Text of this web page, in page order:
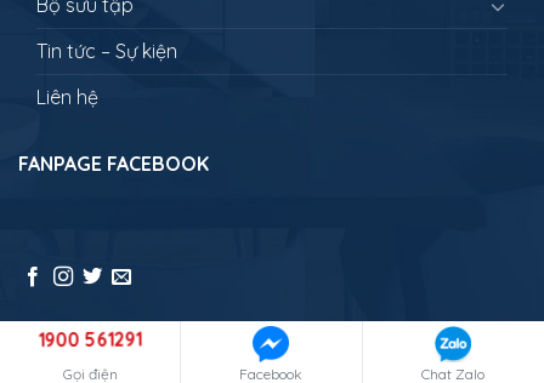
Bộ sưu tập
Tin tức – Sự kiện
Liên hệ
FANPAGE FACEBOOK
Copyright 2026 © NEWLANDTRAVEL - Đưa bạn đi muôn nơi
1900 561291
Gọi điện Facebook Chat Zalo